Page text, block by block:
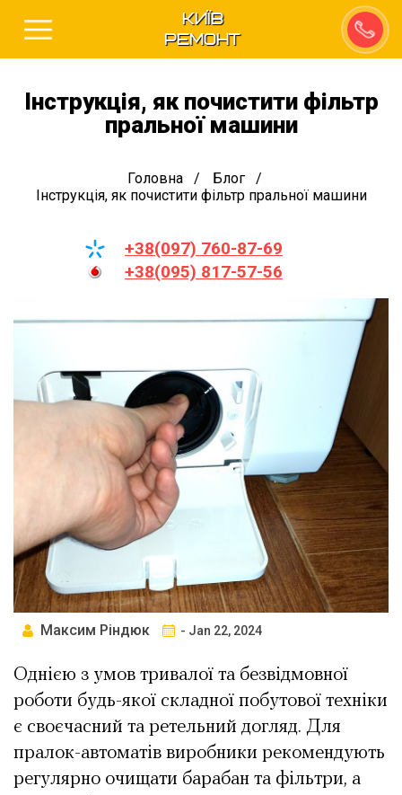
Київ
Ремонт
Інструкція, як почистити фільтр
пральної машини
Головна
Блог
Інструкція, як почистити фільтр пральної машини
+38(097) 760-87-69
+38(095) 817-57-56
Максим Ріндюк - Jan 22, 2024
Однією з умов тривалої та безвідмовної
роботи будь-якої складної побутової техніки
є своєчасний та ретельний догляд. Для
пралок-автоматів виробники рекомендують
регулярно очищати барабан та фільтри, а